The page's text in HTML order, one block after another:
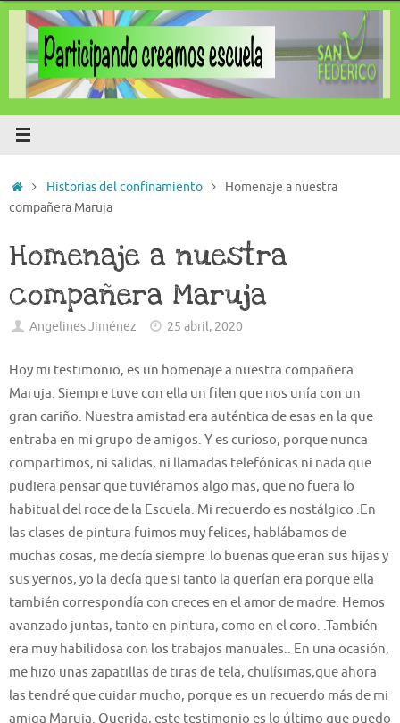
Saltar
contenido
InicioHistorias del confinamiento
Homenaje a nuestra
compañera Maruja
Homenaje a nuestra
compañera Maruja
Angelines Jiménez 25 abril, 2020
Hoy mi testimonio, es un homenaje a nuestra compañera
Maruja. Siempre tuve con ella un filen que nos unía con un
gran cariño. Nuestra amistad era auténtica de esas en la que
entraba en mi grupo de amigos. Y es curioso, porque nunca
compartimos, ni salidas, ni llamadas telefónicas ni nada que
pudiera pensar que tuviéramos algo mas, que no fuera lo
habitual del roce de la Escuela. Mi recuerdo es nostálgico .En
las clases de pintura fuimos muy felices, hablábamos de
muchas cosas, me decía siempre lo buenas que eran sus hijas y
sus yernos, yo la decía que si tanto la querían era porque ella
también correspondía con creces en el amor de madre. Hemos
avanzado juntas, tanto en pintura, como en el coro. .También
era muy habilidosa con los trabajos manuales.. En una ocasión,
me hizo unas zapatillas de tiras de tela, chulísimas,que ahora
las tendré que cuidar mucho, porque es un recuerdo más de mi
amiga Maruja. Querida, este testimonio es lo último que puedo